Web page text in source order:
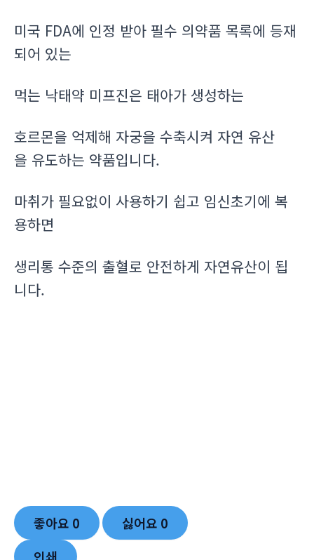
미국 FDA에 인정 받아 필수 의약품 목록에 등재
되어 있는
먹는 낙태약 미프진은 태아가 생성하는
호르몬을 억제해 자궁을 수축시켜 자연 유산
을 유도하는 약품입니다.
마취가 필요없이 사용하기 쉽고 임신초기에 복
용하면
생리통 수준의 출혈로 안전하게 자연유산이 됩
니다.
좋아요 0 싫어요 0